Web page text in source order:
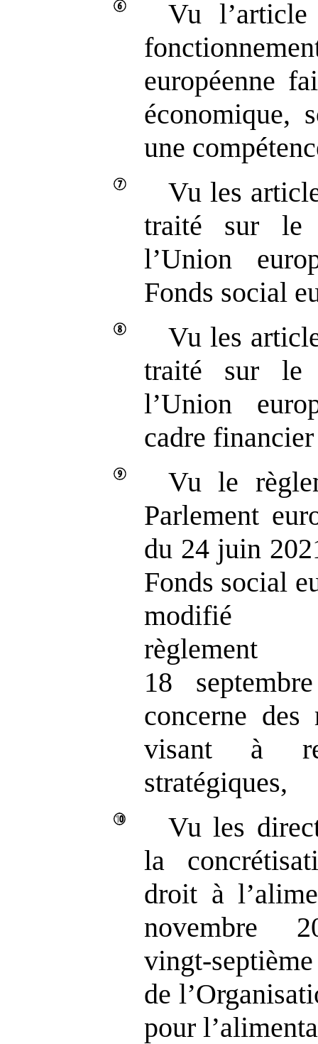
Vu
européenne
économique,
une
Vu les
traité sur le
l’Union
Fonds social
Vu les
traité sur le
l’Union
cadre
Vu le
Parlement
du 24 juin
Fonds social
18
concerne des
visant à
stratégiques,
Vu les
la
droit à
de
pour